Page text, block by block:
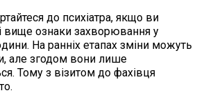
до психіатра, якщо ви
вище ознаки захворювання у
На ранніх етапах зміни можуть
але згодом вони лише
Тому з візитом до фахівця